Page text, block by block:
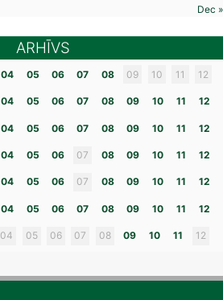
Dec »
ARHĪVS
04 05 06 07 08 09 10 11 12
04 05 06 07 08 09 10 11 12
04 05 06 07 08 09 10 11 12
04 05 06 07 08 09 10 11 12
04 05 06 07 08 09 10 11 12
04 05 06 07 08 09 10 11 12
04 05 06 07 08 09 10 11 12